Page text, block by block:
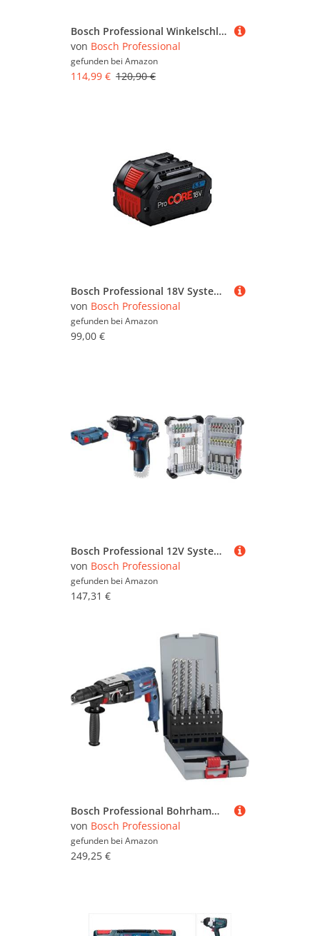
Bosch Professional Winkelschleifer GWX 14-125 mit X-LOCK (Scheiben-Ø: 125mm, Leistung 1400 Watt)
von Bosch Professional
gefunden bei Amazon
114,99 € 120,90 €
Bosch Professional 18V System Akku ProCORE18V 5.5Ah
von Bosch Professional
gefunden bei Amazon
99,00 €
Bosch Professional 12V System Akku Bohrschrauber GSR 12V-35 (inkl. L-BOXX, ohne Akku/Ladegerät) + 35x Extra Hard Schrauberbit‑ und CYL-3 Bohrer-Set, 35‑tlg. (197 x 110,5 mm, Professional Zubehör)
von Bosch Professional
gefunden bei Amazon
147,31 €
Bosch Professional Bohrhammer GBH 2-28 F (inkl. Zusatzhandgriff, Tiefenanschlag 210mm, Wechselfutter SDS-plus) + 7x PRO SDS plus-5X Hammerbohrer-Set (für Beton, Kalk- und Sandsteine, Ø 5-12 mm)
von Bosch Professional
gefunden bei Amazon
249,25 €